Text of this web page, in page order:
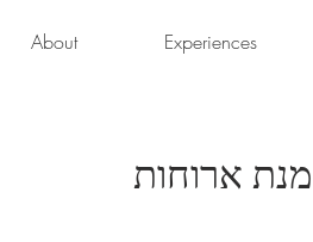
About Experiences
ארוחות